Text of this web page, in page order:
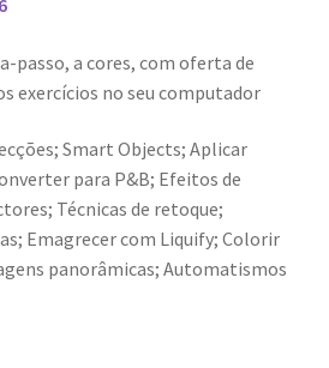
sobre a cidade em quarentena
Marble
the other
passo, a cores, com oferta de
exercícios no seu computador
Smart Objects; Aplicar
para P&B; Efeitos de
Técnicas de retoque;
Emagrecer com Liquify; Colorir
panorâmicas; Automatismos